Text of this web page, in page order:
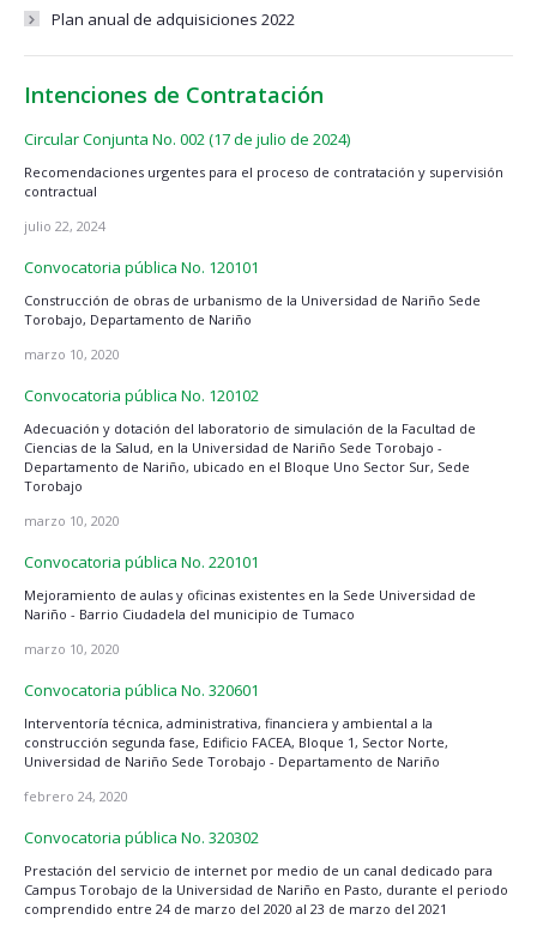
Plan anual de adquisiciones 2022
Intenciones de Contratación
Circular Conjunta No. 002 (17 de julio de 2024)
Recomendaciones urgentes para el proceso de contratación y supervisión
contractual
julio 22, 2024
Convocatoria pública No. 120101
Construcción de obras de urbanismo de la Universidad de Nariño Sede
Torobajo, Departamento de Nariño
marzo 10, 2020
Convocatoria pública No. 120102
Adecuación y dotación del laboratorio de simulación de la Facultad de
Ciencias de la Salud, en la Universidad de Nariño Sede Torobajo -
Departamento de Nariño, ubicado en el Bloque Uno Sector Sur, Sede
Torobajo
marzo 10, 2020
Convocatoria pública No. 220101
Mejoramiento de aulas y oficinas existentes en la Sede Universidad de
Nariño - Barrio Ciudadela del municipio de Tumaco
marzo 10, 2020
Convocatoria pública No. 320601
Interventoría técnica, administrativa, financiera y ambiental a la
construcción segunda fase, Edificio FACEA, Bloque 1, Sector Norte,
Universidad de Nariño Sede Torobajo - Departamento de Nariño
febrero 24, 2020
Convocatoria pública No. 320302
Prestación del servicio de internet por medio de un canal dedicado para
Campus Torobajo de la Universidad de Nariño en Pasto, durante el periodo
comprendido entre 24 de marzo del 2020 al 23 de marzo del 2021